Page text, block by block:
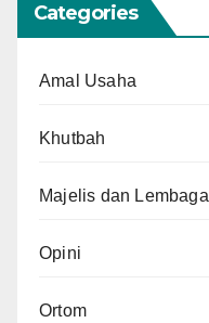
Categories
Amal Usaha
Khutbah
Majelis dan Lembaga
Opini
Ortom